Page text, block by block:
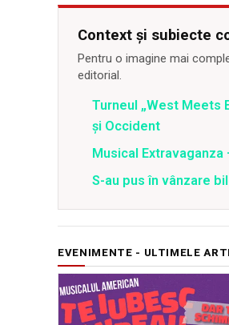
Context și subiecte
Pentru o imagine mai
editorial.
Turneul „West Meets
și Occident
Musical
S-au pus în vânzare
EVENIMENTE - ULTIMELE